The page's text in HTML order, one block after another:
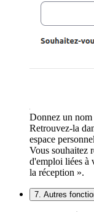
Donnez un nom
Retrouvez-la
espace
Vous souhaitez
d'emploi liées à
la réception ».
7. Autres